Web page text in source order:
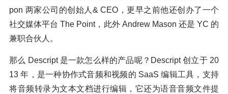
pon 两家公司的创始人& CEO，更早之前他还创办了一个
社交媒体平台 The Point，此外 Andrew Mason 还是 YC 的
兼职合伙人。
那么 Descript 是一款怎么样的产品呢？Descript 创立于 20
13 年，是一种协作式音频和视频的 SaaS 编辑工具，支持
将音频转录为文本文档进行编辑，它还为语音音频文件提